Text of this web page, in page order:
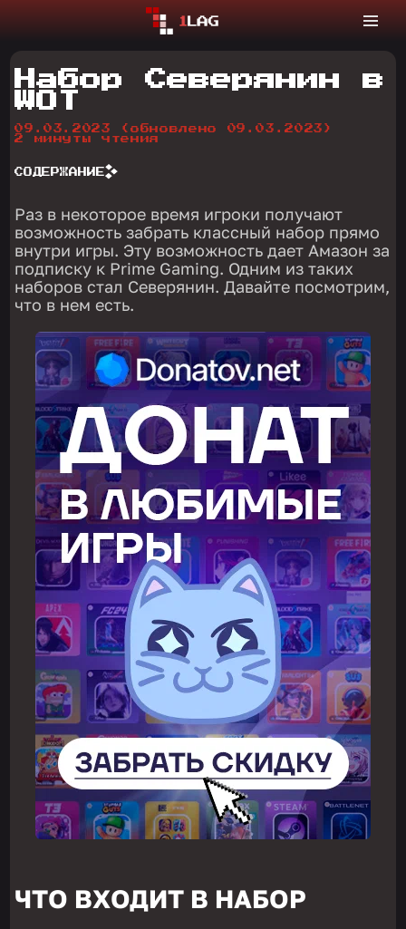
Набор Северянин в
WOT
09.03.2023
(обновлено 09.03.2023)
2 минуты чтения
СОДЕРЖАНИЕ
Раз в некоторое время игроки получают
возможность забрать классный набор прямо
внутри игры. Эту возможность дает Амазон за
подписку к Prime Gaming. Одним из таких
наборов стал Северянин. Давайте посмотрим,
что в нем есть.
ЧТО ВХОДИТ В НАБОР